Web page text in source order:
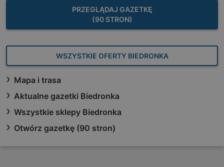
PRZEGLĄDAJ GAZETKĘ
(90 STRON)
WSZYSTKIE OFERTY BIEDRONKA
Mapa i trasa
Aktualne gazetki Biedronka
Wszystkie sklepy Biedronka
Otwórz gazetkę (90 stron)